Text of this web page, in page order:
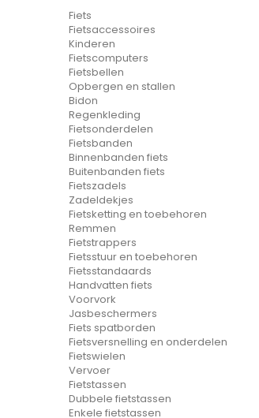
Fiets
Fietsaccessoires
Kinderen
Fietscomputers
Fietsbellen
Opbergen en stallen
Bidon
Regenkleding
Fietsonderdelen
Fietsbanden
Binnenbanden fiets
Buitenbanden fiets
Fietszadels
Zadeldekjes
Fietsketting en toebehoren
Remmen
Fietstrappers
Fietsstuur en toebehoren
Fietsstandaards
Handvatten fiets
Voorvork
Jasbeschermers
Fiets spatborden
Fietsversnelling en onderdelen
Fietswielen
Vervoer
Fietstassen
Dubbele fietstassen
Enkele fietstassen